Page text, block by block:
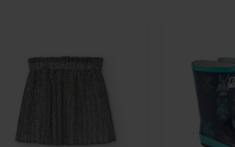
Chaleco En Azul Marino Para
Niña
15,99 €